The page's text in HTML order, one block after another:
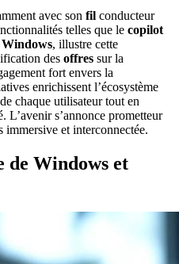
avec son fil conducteur
telles que le copilot
Windows, illustre cette
des offres sur la
fort envers la
enrichissent l’écosystème
chaque utilisateur tout en
L’avenir s’annonce prometteur
et interconnectée.
de Windows et